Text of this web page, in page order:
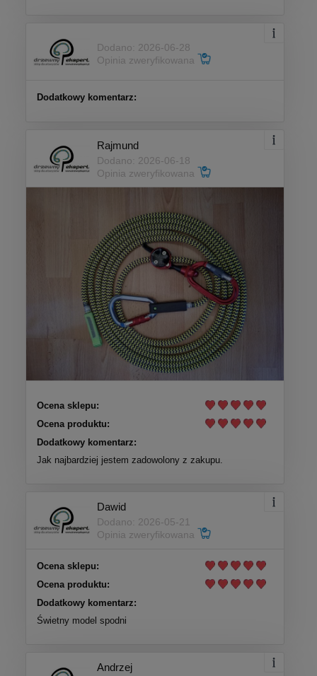
Dodano: 2026-06-28
Opinia zweryfikowana
Dodatkowy komentarz:
Rajmund
Dodano: 2026-06-18
Opinia zweryfikowana
Ocena sklepu:
Ocena produktu:
Dodatkowy komentarz:
Jak najbardziej jestem zadowolony z zakupu.
Dawid
Dodano: 2026-05-21
Opinia zweryfikowana
Ocena sklepu:
Ocena produktu:
Dodatkowy komentarz:
Świetny model spodni
Andrzej